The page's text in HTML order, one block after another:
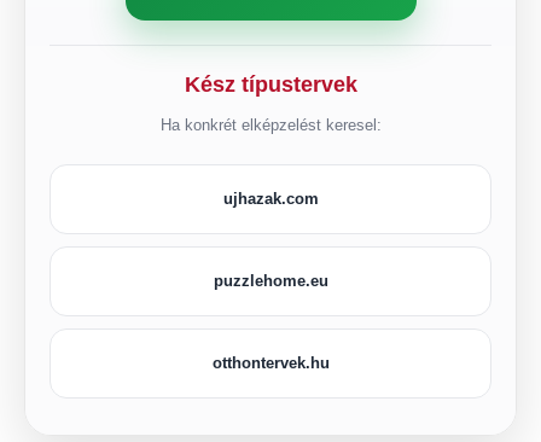
Kész típustervek
Ha konkrét elképzelést keresel:
ujhazak.com
puzzlehome.eu
otthontervek.hu